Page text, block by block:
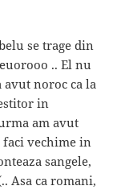
se trage din
.. El nu
noroc ca la
in
am avut
faci vechime in
sangele,
Asa ca romani,